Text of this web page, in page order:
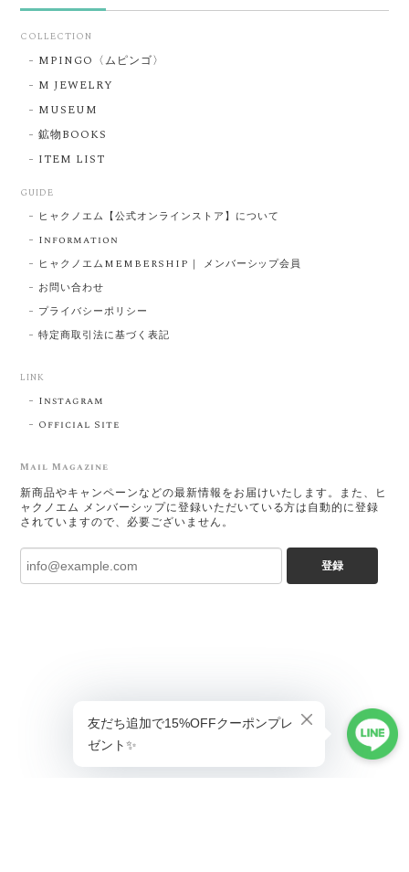
COLLECTION
MPINGO〈ムピンゴ〉
M JEWELRY
MUSEUM
鉱物BOOKS
ITEM LIST
GUIDE
ヒャクノエム【公式オンラインストア】について
Information
ヒャクノエムMEMBERSHIP｜ メンバーシップ会員
お問い合わせ
プライバシーポリシー
特定商取引法に基づく表記
LINK
Instagram
Official Site
Mail Magazine
新商品やキャンペーンなどの最新情報をお届けいたします。また、ヒ
ャクノエム メンバーシップに登録いただいている方は自動的に登録
されていますので、必要ございません。
登録